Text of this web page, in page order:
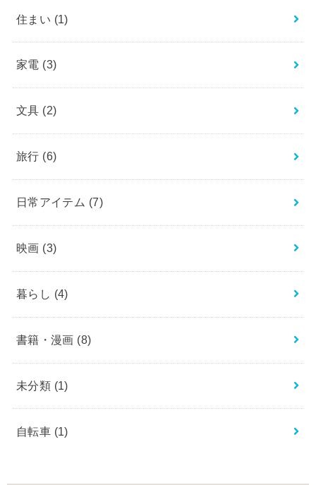
住まい (1)
家電 (3)
文具 (2)
旅行 (6)
日常アイテム (7)
映画 (3)
暮らし (4)
書籍・漫画 (8)
未分類 (1)
自転車 (1)